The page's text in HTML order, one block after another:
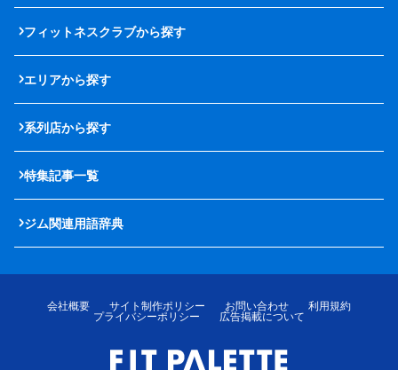
フィットネスクラブから探す
エリアから探す
系列店から探す
特集記事一覧
ジム関連用語辞典
会社概要 サイト制作ポリシー お問い合わせ
利用規約
プライバシーポリシー
広告掲載について